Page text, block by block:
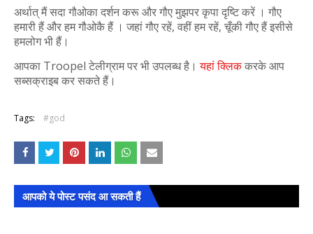
अर्थात् मैं सदा गौओका दर्शन करू और गौए मुझपर कृपा दृष्टि करें । गौए
हमारी हैं और हम गौओकै हैं । जहां गौए रहें, वहीं हम रहें, चूँकी गौए हैं इसीसे
हमलोग भी हैं।
आपका Troopel टेलीग्राम पर भी उपलब्ध है।यहां क्लिककरके आप
सब्सक्राइब कर सकते हैं।
Tags: #god
आपको ये पोस्ट पसंद आ सकती हैं